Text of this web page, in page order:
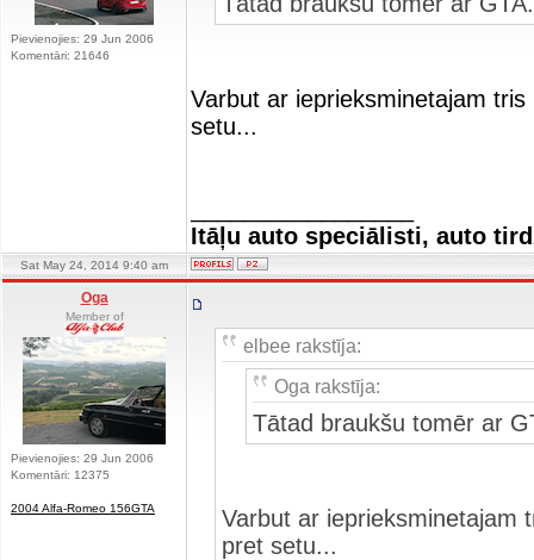
Pievienojies: 29 Jun 2006
Komentāri: 21646
Varbut ar ieprieksminetajam
setu...
Itāļu auto speciālisti, auto
Sat May 24, 2014 9:40 am
Oga
Member of
Pievienojies: 29 Jun 2006
Komentāri: 12375
2004 Alfa-Romeo 156GTA
elbee rakstīja:
Oga rakstīja:
Tātad braukšu tomēr ar
Varbut ar ieprieksminetajam
pret setu...